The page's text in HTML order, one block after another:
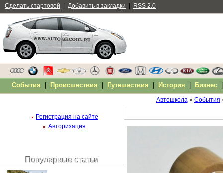
Автошкола» События
Регистрация на сайте
Авторизация
Популярные статьи
Сделать стартовой Добавить в закладки RSS 2.0
События Происшествия Путешествия История Бизнес